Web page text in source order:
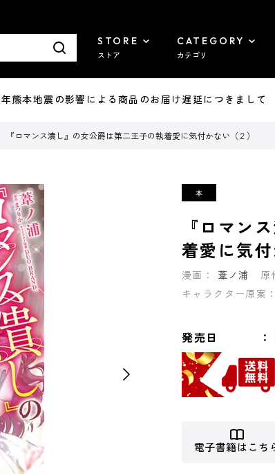
STORE
ストア
CATEGORY
カテゴリ
本地震の影響による商品のお届け遅延につきまして
『ロマンス潰し』の女公爵は第二王子の執着愛に気付かない（２）
『ロマン
着愛に気付
漫画： 葦ノ浦 原
キャラクター原案：
発売日
電子書籍はこち